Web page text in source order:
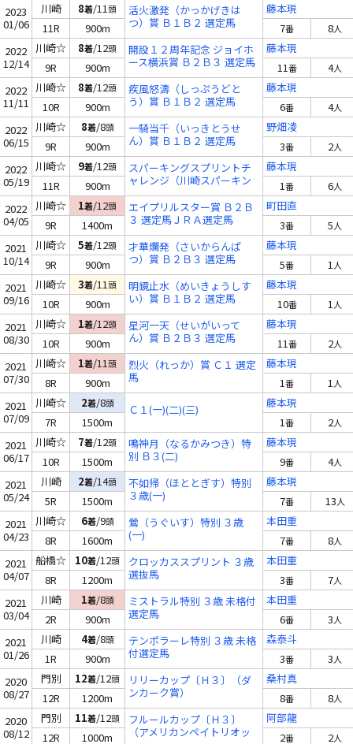
2023
01/06
川崎 8着/11頭
活火激発（かっかげきは
つ）賞 Ｂ１Ｂ２ 選定馬
藤本現
11R
900m 7番 8人
2022
12/14
川崎☆ 8着/12頭
開設１２周年記念 ジョイホ
ース横浜賞 Ｂ２Ｂ３ 選定馬
藤本現
9R
900m 11番 4人
2022
11/11
川崎☆ 8着/12頭
疾風怒濤（しっぷうどと
う）賞 Ｂ１Ｂ２ 選定馬
藤本現
10R
900m 6番 4人
2022
06/15
川崎☆ 8着/8頭
一騎当千（いっきとうせ
ん）賞 Ｂ１Ｂ２ 選定馬
野畑凌
9R
900m 3番 2人
2022
05/19
川崎☆ 9着/12頭
スパーキングスプリントチ
ャレンジ（川崎スパーキン
グスプリントＴＲ）
藤本現
11R
900m 1番 6人
2022
04/05
川崎☆ 1着/12頭
エイプリルスター賞 Ｂ２Ｂ
３ 選定馬ＪＲＡ選定馬
町田直
9R
1400m 3番 5人
2021
10/14
川崎☆ 5着/12頭
才華爛発（さいからんぱ
つ）賞 Ｂ２Ｂ３ 選定馬
藤本現
9R
900m 5番 1人
2021
09/16
川崎☆ 3着/11頭
明鏡止水（めいきょうしす
い）賞 Ｂ１Ｂ２ 選定馬
藤本現
10R
900m 10番 1人
2021
08/30
川崎☆ 1着/12頭
星河一天（せいがいって
ん）賞 Ｂ２Ｂ３ 選定馬
藤本現
10R
900m 11番 2人
2021
07/30
川崎☆ 1着/11頭
烈火（れっか）賞 Ｃ１ 選定
馬
藤本現
8R
900m 1番 1人
2021
07/09
川崎☆ 2着/8頭 Ｃ１(一)(二)(三)
藤本現
7R
1500m 1番 2人
2021
06/17
川崎☆ 7着/12頭
鳴神月（なるかみつき）特
別 Ｂ３(二)
藤本現
10R
1500m 9番 4人
2021
05/24
川崎 2着/14頭
不如帰（ほととぎす）特別
３歳(一)
藤本現
5R
1500m 7番 13人
2021
04/23
川崎☆ 6着/9頭
鶯（うぐいす）特別 ３歳
(一)
本田重
8R
1600m 7番 8人
2021
04/07
船橋☆ 10着/12頭
クロッカススプリント ３歳
選抜馬
本田重
8R
1200m 3番 7人
2021
03/04
川崎 1着/8頭
ミストラル特別 ３歳 未格付
選定馬
本田重
2R
900m 6番 3人
2021
01/26
川崎 4着/8頭
テンポラーレ特別 ３歳 未格
付選定馬
森泰斗
1R
900m 3番 3人
2020
08/27
門別 12着/12頭
リリーカップ〔Ｈ３〕（ダ
ンカーク賞）
桑村真
12R
1200m 8番 8人
2020
08/12
門別 11着/12頭
フルールカップ〔Ｈ３〕
（アメリカンペイトリオッ
阿部龍
12R
1000m 2番 2人